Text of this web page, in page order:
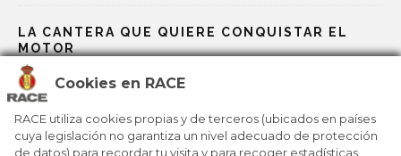
Cookies en RACE
RACE utiliza cookies propias y de terceros (ubicados en países
cuya legislación no garantiza un nivel adecuado de protección
de datos) para recordar tu visita y para recoger estadísticas
LA CANTERA QUE QUIERE CONQUISTAR EL
MOTOR
LAS BAZAS ESPAÑOLAS EN LOS JJOO DE
MILÁN-CORTINA